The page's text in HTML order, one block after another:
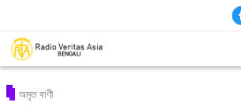
অমৃত বাণী